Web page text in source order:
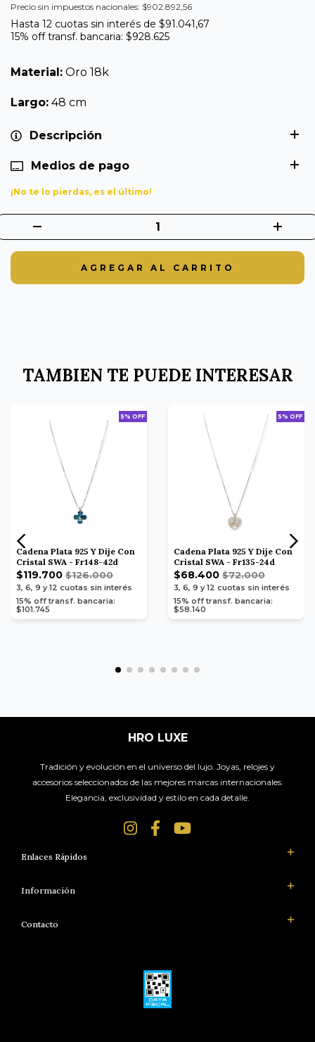
Precio sin impuestos nacionales: $902.892,56
Hasta 12 cuotas sin interés de $91.041,67
15% off transf. bancaria: $928.625
Material: Oro 18k
Largo: 48 cm
Descripción
Medios de pago
¡No te lo pierdas, es el último!
TAMBIEN TE PUEDE INTERESAR
5% OFF
Cadena Plata 925 Y Dije Con
Cristal SWA - Fr148-42d
$119.700 $126.000
3, 6, 9 y 12 cuotas sin interés
15% off transf. bancaria:
$101.745
5% OFF
Cadena Plata 925 Y Dije Con
Cristal SWA - Fr135-24d
$68.400 $72.000
3, 6, 9 y 12 cuotas sin interés
15% off transf. bancaria:
$58.140
HRO LUXE
Tradición y evolución en el universo del lujo. Joyas, relojes y
accesorios seleccionados de las mejores marcas internacionales.
Elegancia, exclusividad y estilo en cada detalle.
Enlaces Rápidos
Información
Contacto